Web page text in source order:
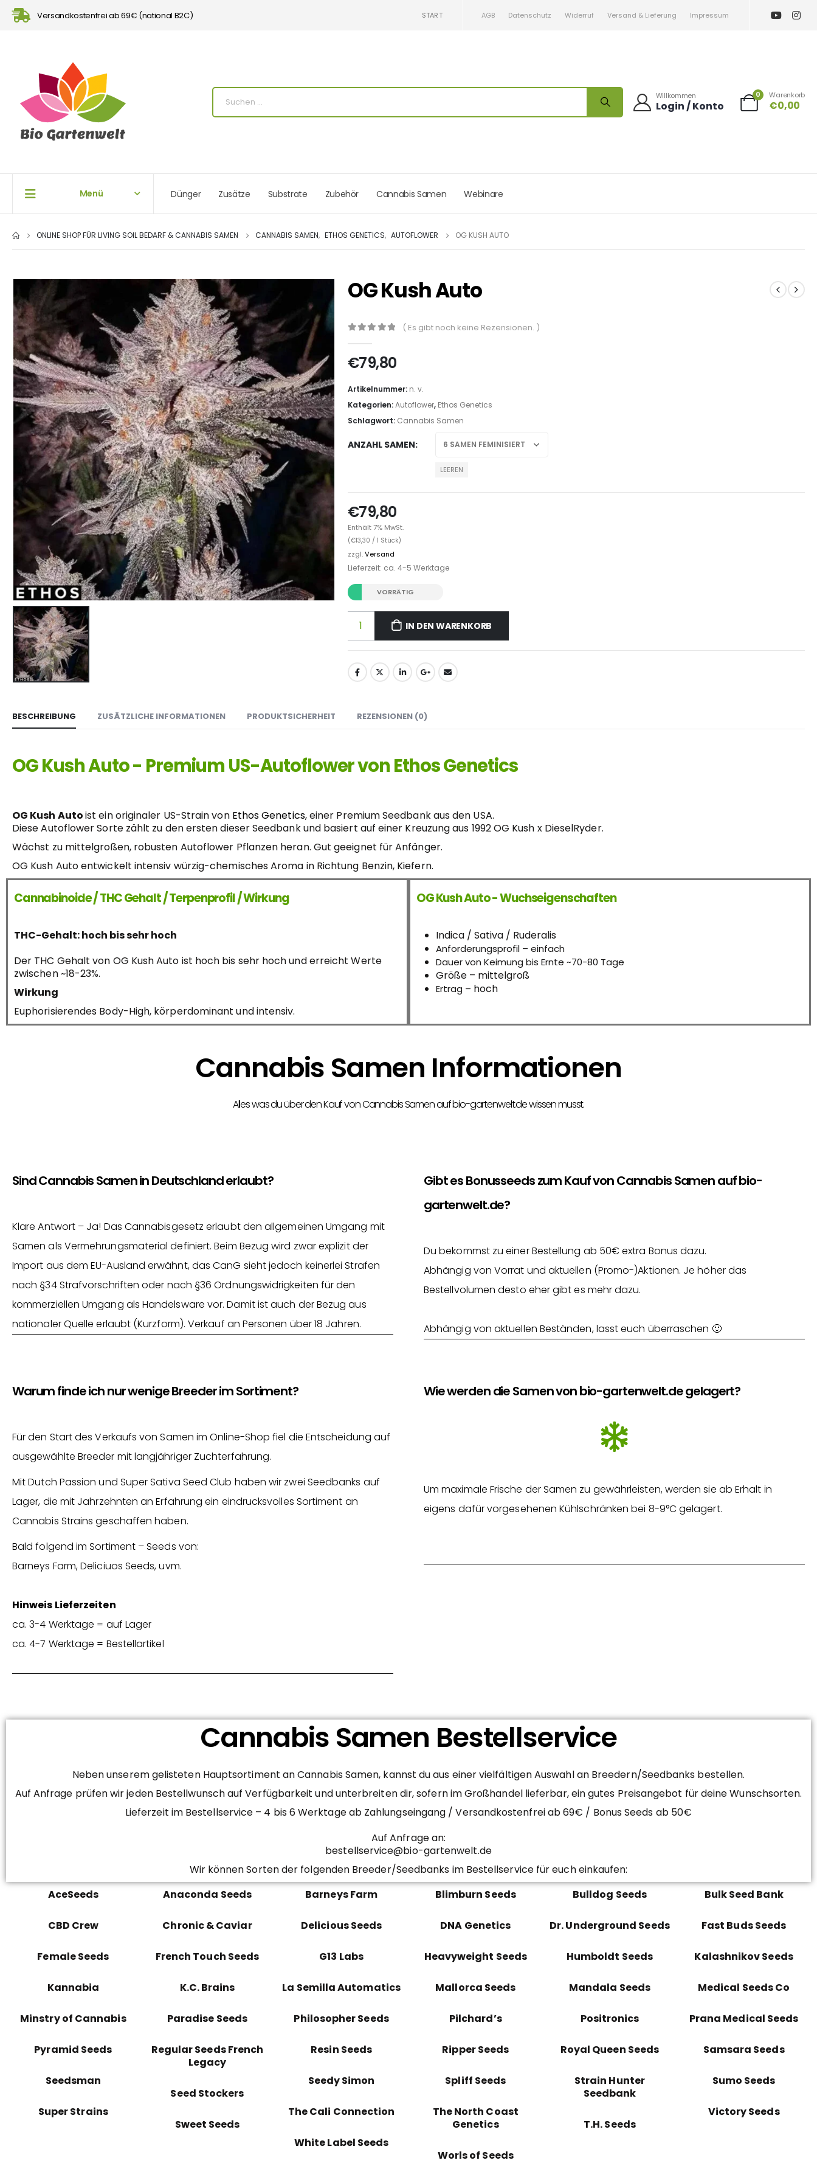
Versandkostenfrei ab 69€ (national B2C) START AGB Datenschutz Widerruf Versand & Lieferung Impressum
Willkommen
Login / Konto
0 Warenkorb
€0,00
Menü Dünger Zusätze Substrate Zubehör Cannabis Samen Webinare
ONLINE SHOP FÜR LIVING SOIL BEDARF & CANNABIS SAMEN CANNABIS SAMEN, ETHOS GENETICS, AUTOFLOWER OG KUSH AUTO
OG Kush Auto
( Es gibt noch keine Rezensionen. )
€79,80
Artikelnummer: n. v.
Kategorien:Autoflower, Ethos Genetics
Schlagwort: Cannabis Samen
ANZAHL SAMEN
LEEREN
€79,80
Enthält 7% MwSt.
(€13,30 / 1 Stück)
zzgl.Versand
Lieferzeit: ca. 4-5 Werktage
VORRÄTIG
IN DEN WARENKORB
BESCHREIBUNG ZUSÄTZLICHE INFORMATIONEN PRODUKTSICHERHEIT REZENSIONEN (0)
OG Kush Auto - Premium US-Autoflower von Ethos Genetics
OG Kush Autoist ein originaler US-Strain von Ethos Genetics, einer Premium Seedbank aus den USA.
Diese Autoflower Sorte zählt zu den ersten dieser Seedbank und basiert auf einer Kreuzung aus 1992 OG Kush xDieselRyder.
Wächst zu mittelgroßen, robusten Autoflower Pflanzen heran. Gut geeignet für Anfänger.
OG Kush Auto entwickelt intensiv würzig-chemisches Aroma in Richtung Benzin, Kiefern.
Cannabinoide / THC Gehalt / Terpenprofil / Wirkung
THC-Gehalt: hoch bis sehr hoch
Der THC Gehalt von OG Kush Auto ist hoch bis sehr hoch und erreicht Werte
zwischen ~18-23%.
Wirkung
Euphorisierendes Body-High, körperdominant und intensiv.
OG Kush Auto - Wuchseigenschaften
Indica / Sativa / Ruderalis
Anforderungsprofil – einfach
Dauer von Keimung bis Ernte ~70-80 Tage
Größe – mittelgroß
Ertrag – hoch
Cannabis Samen Informationen
Alles was du über den Kauf von Cannabis Samen auf bio-gartenwelt.de wissen musst.
Sind Cannabis Samen in Deutschland erlaubt?
Klare Antwort – Ja! Das Cannabisgesetz erlaubt den allgemeinen Umgang mit
Samen als Vermehrungsmaterial definiert. Beim Bezug wird zwar explizit der
Import aus dem EU-Ausland erwähnt, das CanG sieht jedoch keinerlei Strafen
nach §34 Strafvorschriften oder nach §36 Ordnungswidrigkeiten für den
kommerziellen Umgang als Handelsware vor. Damit ist auch der Bezug aus
nationaler Quelle erlaubt (Kurzform). Verkauf an Personen über 18 Jahren.
Gibt es Bonusseeds zum Kauf von Cannabis Samen auf bio-
gartenwelt.de?
Du bekommst zu einer Bestellung ab 50€ extra Bonus dazu.
Abhängig von Vorrat und aktuellen (Promo-)Aktionen. Je höher das
Bestellvolumen desto eher gibt es mehr dazu.
Abhängig von aktuellen Beständen, lasst euch überraschen 🙂
Warum finde ich nur wenige Breeder im Sortiment?
Für den Start des Verkaufs von Samen im Online-Shop fiel die Entscheidung auf
ausgewählte Breeder mit langjähriger Zuchterfahrung.
Mit Dutch Passion und Super Sativa Seed Club haben wir zwei Seedbanks auf
Lager, die mit Jahrzehnten an Erfahrung ein eindrucksvolles Sortiment an
Cannabis Strains geschaffen haben.
Bald folgend im Sortiment – Seeds von:
Barneys Farm, Deliciuos Seeds, uvm.
Hinweis Lieferzeiten
ca. 3-4 Werktage = auf Lager
ca. 4-7 Werktage = Bestellartikel
Wie werden die Samen von bio-gartenwelt.de gelagert?
Um maximale Frische der Samen zu gewährleisten, werden sie ab Erhalt in
eigens dafür vorgesehenen Kühlschränken bei 8-9°C gelagert.
Cannabis Samen Bestellservice
Neben unserem gelisteten Hauptsortiment an Cannabis Samen, kannst du aus einer vielfältigen Auswahl an Breedern/Seedbanks bestellen.
Auf Anfrage prüfen wir jeden Bestellwunsch auf Verfügbarkeit und unterbreiten dir, sofern im Großhandel lieferbar, ein gutes Preisangebot für deine Wunschsorten.
Lieferzeit im Bestellservice – 4 bis 6 Werktage ab Zahlungseingang / Versandkostenfrei ab 69€ / Bonus Seeds ab 50€
Auf Anfrage an:
bestellservice@bio-gartenwelt.de
Wir können Sorten der folgenden Breeder/Seedbanks im Bestellservice für euch einkaufen:
AceSeeds
CBD Crew
Female Seeds
Kannabia
Minstry of Cannabis
Pyramid Seeds
Seedsman
Super Strains
Anaconda Seeds
Chronic & Caviar
French Touch Seeds
K.C. Brains
Paradise Seeds
Regular Seeds French
Legacy
Seed Stockers
Sweet Seeds
Barneys Farm
Delicious Seeds
G13 Labs
La Semilla Automatics
Philosopher Seeds
Resin Seeds
Seedy Simon
The Cali Connection
White Label Seeds
Blimburn Seeds
DNA Genetics
Heavyweight Seeds
Mallorca Seeds
Pilchard’s
Ripper Seeds
Spliff Seeds
The North Coast
Genetics
Worls of Seeds
Bulldog Seeds
Dr. Underground Seeds
Humboldt Seeds
Mandala Seeds
Positronics
Royal Queen Seeds
Strain Hunter
Seedbank
T.H. Seeds
Bulk Seed Bank
Fast Buds Seeds
Kalashnikov Seeds
Medical Seeds Co
Prana Medical Seeds
Samsara Seeds
Sumo Seeds
Victory Seeds